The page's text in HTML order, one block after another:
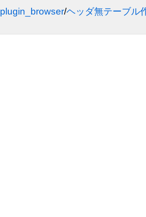
plugin_browser/ヘッダ無テーブル